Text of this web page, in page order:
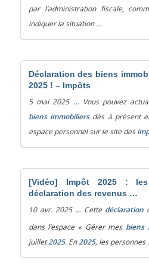
par l’administration fiscale,
indiquer la situation …
Déclaration des biens
2025 ! – Impôts
5 mai 2025 … Vous pouvez
biens immobiliersdès à présent
espace personnel sur le site des
[Vidéo] Impôt 2025 :
déclaration des revenus …
10 avr. 2025 … Cette déclaration
dans l’espace « Gérer mes biens
juillet2025. En2025, les personnes